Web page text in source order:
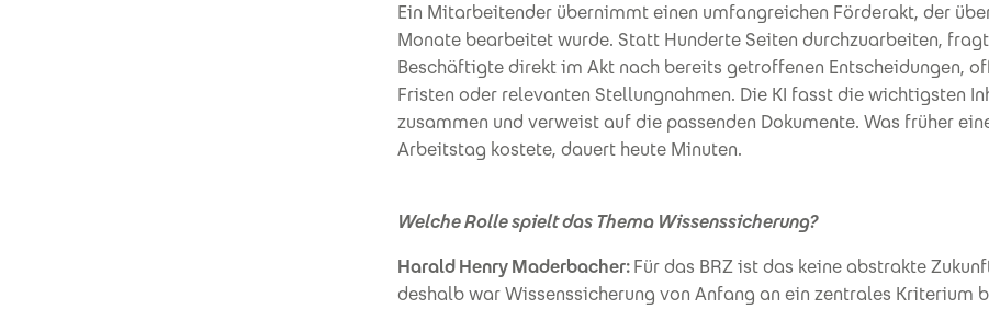
Ein Mitarbeitender übernimmt einen umfangreichen Förderakt, der
Monate bearbeitet wurde. Statt Hunderte Seiten durchzuarbeiten,
Beschäftigte direkt im Akt nach bereits getroffenen Entscheidungen,
Fristen oder relevanten Stellungnahmen. Die KI fasst die wichtigsten
zusammen und verweist auf die passenden Dokumente. Was früher
Arbeitstag kostete, dauert heute Minuten.
Welche Rolle spielt das Thema Wissenssicherung?
Harald Henry Maderbacher:Für das BRZ ist das keine abstrakte
deshalb war Wissenssicherung von Anfang an ein zentrales Kriterium